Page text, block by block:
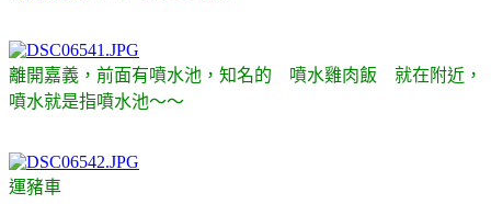
離開嘉義，前面有噴水池，知名的 噴水雞肉飯 就在附近，
噴水就是指噴水池～～
運豬車